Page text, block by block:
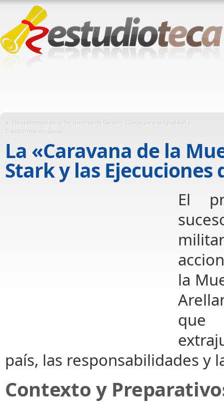
« Fundamentos de la Perspectiva de Género: Claves para la Igualdad y
Transformación Social
La «Caravana de la
Stark y las Ejecuciones
El
la
que
país, las responsabilidades y
Contexto y